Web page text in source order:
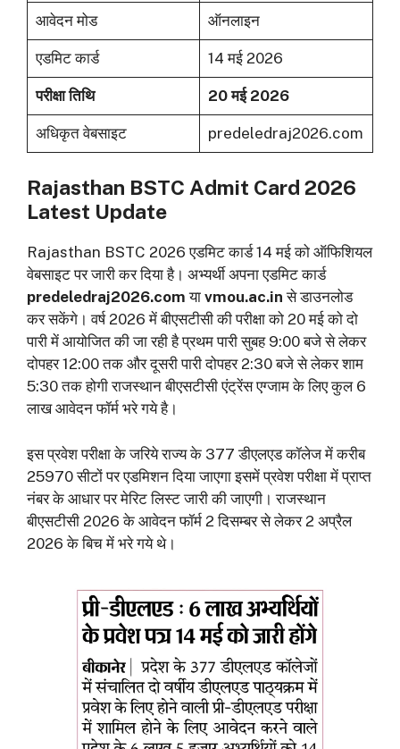
आवेदन मोड ऑनलाइन
एडमिट कार्ड 14 मई 2026
परीक्षा तिथि 20 मई 2026
अधिकृत वेबसाइट predeledraj2026.com
Rajasthan BSTC Admit Card 2026
Latest Update
Rajasthan BSTC 2026 एडमिट कार्ड 14 मई को ऑफिशियल
वेबसाइट पर जारी कर दिया है। अभ्यर्थी अपना एडमिट कार्ड
predeledraj2026.com या vmou.ac.in से डाउनलोड
कर सकेंगे। वर्ष 2026 में बीएसटीसी की परीक्षा को 20 मई को दो
पारी में आयोजित की जा रही है प्रथम पारी सुबह 9:00 बजे से लेकर
दोपहर 12:00 तक और दूसरी पारी दोपहर 2:30 बजे से लेकर शाम
5:30 तक होगी राजस्थान बीएसटीसी एंट्रेंस एग्जाम के लिए कुल 6
लाख आवेदन फॉर्म भरे गये है।
इस प्रवेश परीक्षा के जरिये राज्य के 377 डीएलएड कॉलेज में करीब
25970 सीटों पर एडमिशन दिया जाएगा इसमें प्रवेश परीक्षा में प्राप्त
नंबर के आधार पर मेरिट लिस्ट जारी की जाएगी। राजस्थान
बीएसटीसी 2026 के आवेदन फॉर्म 2 दिसम्बर से लेकर 2 अप्रैल
2026 के बिच में भरे गये थे।